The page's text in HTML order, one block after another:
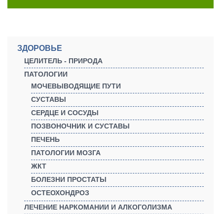
ЗДОРОВЬЕ
ЦЕЛИТЕЛЬ - ПРИРОДА
ПАТОЛОГИИ
МОЧЕВЫВОДЯЩИЕ ПУТИ
СУСТАВЫ
СЕРДЦЕ И СОСУДЫ
ПОЗВОНОЧНИК И СУСТАВЫ
ПЕЧЕНЬ
ПАТОЛОГИИ МОЗГА
ЖКТ
БОЛЕЗНИ ПРОСТАТЫ
ОСТЕОХОНДРОЗ
ЛЕЧЕНИЕ НАРКОМАНИИ И АЛКОГОЛИЗМА